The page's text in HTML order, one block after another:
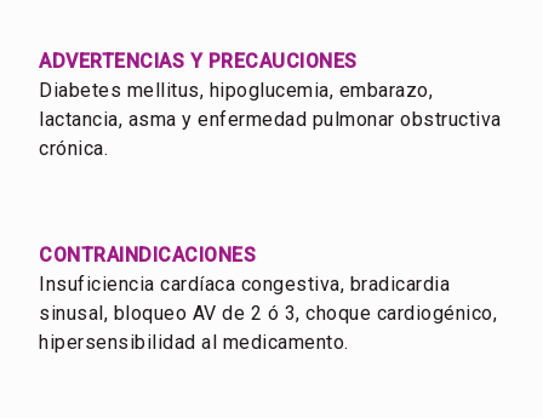
ADVERTENCIAS Y PRECAUCIONES
Diabetes mellitus, hipoglucemia, embarazo,
lactancia, asma y enfermedad pulmonar obstructiva
crónica.
CONTRAINDICACIONES
Insuficiencia cardíaca congestiva, bradicardia
sinusal, bloqueo AV de 2 ó 3, choque cardiogénico,
hipersensibilidad al medicamento.